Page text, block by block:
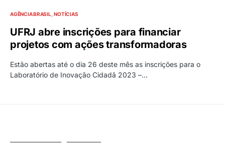
AGÊNCIA BRASIL NOTÍCIAS
UFRJ abre inscrições para financiar
projetos com ações transformadoras
Estão abertas até o dia 26 deste mês as inscrições para o
Laboratório de Inovação Cidadã 2023 –…